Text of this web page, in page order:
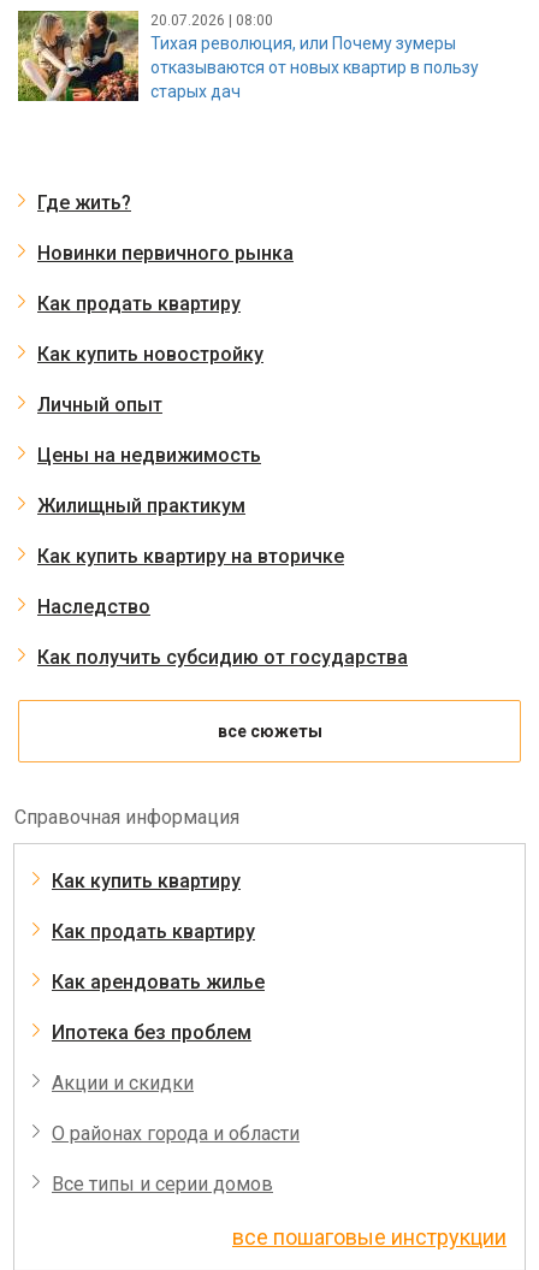
20.07.2026 | 08:00
Тихая революция, или Почему зумеры
отказываются от новых квартир в пользу
старых дач
Где жить?
Новинки первичного рынка
Как продать квартиру
Как купить новостройку
Личный опыт
Цены на недвижимость
Жилищный практикум
Как купить квартиру на вторичке
Наследство
Как получить субсидию от государства
все сюжеты
Справочная информация
Как купить квартиру
Как продать квартиру
Как арендовать жилье
Ипотека без проблем
Акции и скидки
О районах города и области
Все типы и серии домов
все пошаговые инструкции